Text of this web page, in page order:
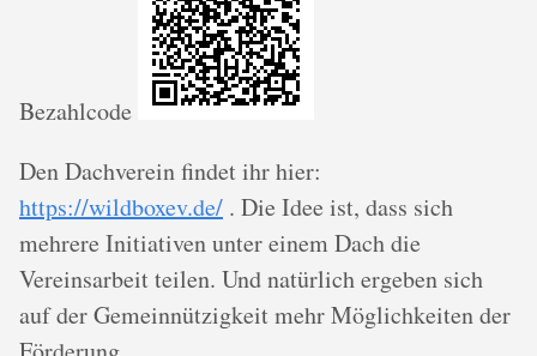
Bezahlcode
Den Dachverein findet ihr hier:
https://wildboxev.de/ . Die Idee ist, dass sich
mehrere Initiativen unter einem Dach die
Vereinsarbeit teilen. Und natürlich ergeben sich
auf der Gemeinnützigkeit mehr Möglichkeiten der